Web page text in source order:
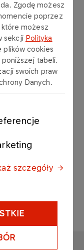
Zgodę możesz
poprzez
możesz
sekcji Polityka
plików cookies
tabeli.
swoich praw
Danych.
szczegóły
ORLEN Paliwa
Paliwa sp. z o.
z dopiskiem –